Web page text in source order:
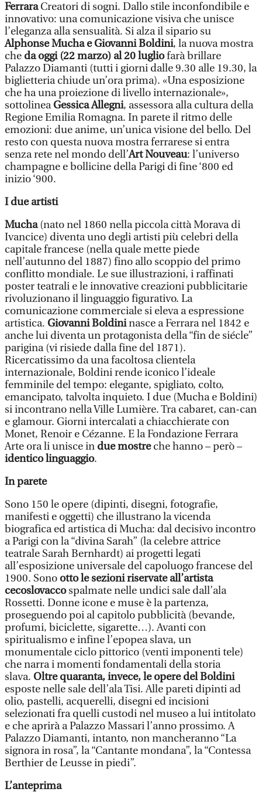
FerraraCreatori di sogni. Dallo stile inconfondibile e
innovativo: una comunicazione visiva che unisce
l’eleganza alla sensualità. Si alza il sipario su
Alphonse Mucha e Giovanni Boldini, la nuova mostra
che da oggi (22 marzo) al 20 lugliofarà brillare
Palazzo Diamanti (tutti i giorni dalle 9.30 alle 19.30, la
biglietteria chiude un’ora prima). «Una esposizione
che ha una proiezione di livello internazionale»,
sottolineaGessica Allegni, assessora alla cultura della
Regione Emilia Romagna. In parete il ritmo delle
emozioni: due anime, un’unica visione del bello. Del
resto con questa nuova mostra ferrarese si entra
senza rete nel mondo dell’Art Nouveau: l’universo
champagne e bollicine della Parigi di fine ‘800 ed
inizio ‘900.
I due artisti
Mucha(nato nel 1860 nella piccola città Morava di
Ivancice) diventa uno degli artisti più celebri della
capitale francese (nella quale mette piede
nell’autunno del 1887) fino allo scoppio del primo
conflitto mondiale. Le sue illustrazioni, i raffinati
poster teatrali e le innovative creazioni pubblicitarie
rivoluzionano il linguaggio figurativo. La
comunicazione commerciale si eleva a espressione
artistica. Giovanni Boldininasce a Ferrara nel 1842 e
anche lui diventa un protagonista della “fin de siécle”
parigina (vi risiede dalla fine del 1871).
Ricercatissimo da una facoltosa clientela
internazionale, Boldini rende iconico l’ideale
femminile del tempo: elegante, spigliato, colto,
emancipato, talvolta inquieto. I due (Mucha e Boldini)
si incontrano nella Ville Lumière. Tra cabaret, can-can
e glamour. Giorni intercalati a chiacchierate con
Monet, Renoir e Cézanne. E la Fondazione Ferrara
Arte ora li unisce in due mostreche hanno – però –
identico linguaggio.
In parete
Sono 150 le opere (dipinti, disegni, fotografie,
manifesti e oggetti) che illustrano la vicenda
biografica ed artistica di Mucha: dal decisivo incontro
a Parigi con la “divina Sarah” (la celebre attrice
teatrale Sarah Bernhardt) ai progetti legati
all’esposizione universale del capoluogo francese del
1900. Sono otto le sezioni riservate all’artista
cecoslovaccospalmate nelle undici sale dall’ala
Rossetti. Donne icone e muse è la partenza,
proseguendo poi al capitolo pubblicità (bevande,
profumi, biciclette, sigarette…). Avanti con
spiritualismo e infine l’epopea slava, un
monumentale ciclo pittorico (venti imponenti tele)
che narra i momenti fondamentali della storia
slava. Oltre quaranta, invece, le opere del Boldini
esposte nelle sale dell’ala Tisi. Alle pareti dipinti ad
olio, pastelli, acquerelli, disegni ed incisioni
selezionati fra quelli custodi nel museo a lui intitolato
e che aprirà a Palazzo Massari l’anno prossimo. A
Palazzo Diamanti, intanto, non mancheranno “La
signora in rosa”, la “Cantante mondana”, la “Contessa
Berthier de Leusse in piedi”.
L’anteprima